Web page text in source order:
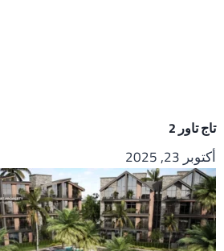
تاج تاور 2
أكتوبر 23, 2025